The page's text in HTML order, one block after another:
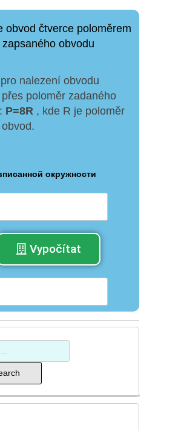
obvod čtverce poloměrem
zapsaného obvodu
nalezení obvodu
poloměr zadaného
P=8R , kde R je poloměr
окружности
Vypočítat